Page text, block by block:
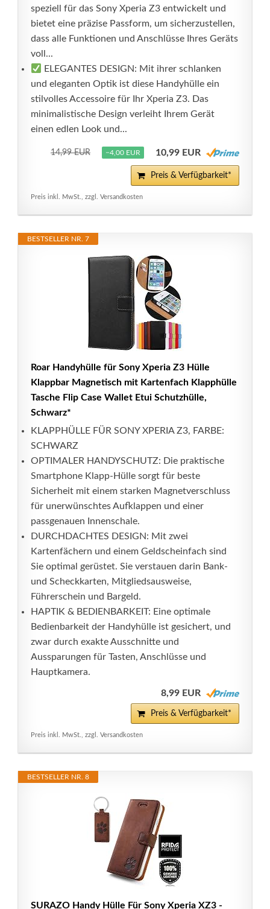
speziell für das Sony Xperia Z3 entwickelt und
bietet eine präzise Passform, um sicherzustellen,
dass alle Funktionen und Anschlüsse Ihres Geräts
voll...
ELEGANTES DESIGN: Mit ihrer schlanken
und eleganten Optik ist diese Handyhülle ein
stilvolles Accessoire für Ihr Xperia Z3. Das
minimalistische Design verleiht Ihrem Gerät
einen edlen Look und...
14,99 EUR −4,00 EUR 10,99 EUR
Preis & Verfügbarkeit*
Preis inkl. MwSt., zzgl. Versandkosten
BESTSELLER NR. 7
Roar Handyhülle für Sony Xperia Z3 Hülle
Klappbar Magnetisch mit Kartenfach Klapphülle
Tasche Flip Case Wallet Etui Schutzhülle,
Schwarz*
KLAPPHÜLLE FÜR SONY XPERIA Z3, FARBE:
SCHWARZ
OPTIMALER HANDYSCHUTZ: Die praktische
Smartphone Klapp-Hülle sorgt für beste
Sicherheit mit einem starken Magnetverschluss
für unerwünschtes Aufklappen und einer
passgenauen Innenschale.
DURCHDACHTES DESIGN: Mit zwei
Kartenfächern und einem Geldscheinfach sind
Sie optimal gerüstet. Sie verstauen darin Bank-
und Scheckkarten, Mitgliedsausweise,
Führerschein und Bargeld.
HAPTIK & BEDIENBARKEIT: Eine optimale
Bedienbarkeit der Handyhülle ist gesichert, und
zwar durch exakte Ausschnitte und
Aussparungen für Tasten, Anschlüsse und
Hauptkamera.
8,99 EUR
Preis & Verfügbarkeit*
Preis inkl. MwSt., zzgl. Versandkosten
BESTSELLER NR. 8
SURAZO Handy Hülle Für Sony Xperia XZ3 -